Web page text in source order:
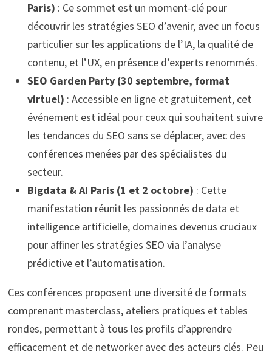
Paris) : Ce sommet est un moment-clé pour
découvrir les stratégies SEO d’avenir, avec un focus
particulier sur les applications de l’IA, la qualité de
contenu, et l’UX, en présence d’experts renommés.
SEO Garden Party (30 septembre, format
virtuel) : Accessible en ligne et gratuitement, cet
événement est idéal pour ceux qui souhaitent suivre
les tendances du SEO sans se déplacer, avec des
conférences menées par des spécialistes du
secteur.
Bigdata & AI Paris (1 et 2 octobre) : Cette
manifestation réunit les passionnés de data et
intelligence artificielle, domaines devenus cruciaux
pour affiner les stratégies SEO via l’analyse
prédictive et l’automatisation.
Ces conférences proposent une diversité de formats
comprenant masterclass, ateliers pratiques et tables
rondes, permettant à tous les profils d’apprendre
efficacement et de networker avec des acteurs clés. Peu